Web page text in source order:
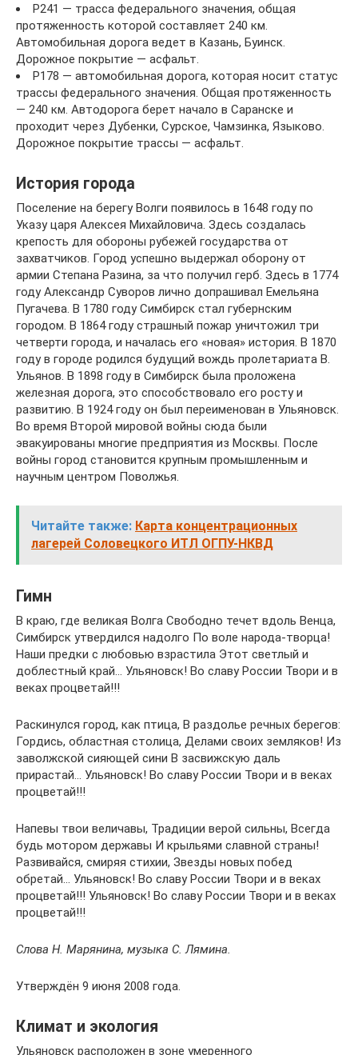
Р241 — трасса федерального значения, общая
протяженность которой составляет 240 км.
Автомобильная дорога ведет в Казань, Буинск.
Дорожное покрытие — асфальт.
Р178 — автомобильная дорога, которая носит статус
трассы федерального значения. Общая протяженность
— 240 км. Автодорога берет начало в Саранске и
проходит через Дубенки, Сурское, Чамзинка, Языково.
Дорожное покрытие трассы — асфальт.
История города
Поселение на берегу Волги появилось в 1648 году по
Указу царя Алексея Михайловича. Здесь создалась
крепость для обороны рубежей государства от
захватчиков. Город успешно выдержал оборону от
армии Степана Разина, за что получил герб. Здесь в 1774
году Александр Суворов лично допрашивал Емельяна
Пугачева. В 1780 году Симбирск стал губернским
городом. В 1864 году страшный пожар уничтожил три
четверти города, и началась его «новая» история. В 1870
году в городе родился будущий вождь пролетариата В.
Ульянов. В 1898 году в Симбирск была проложена
железная дорога, это способствовало его росту и
развитию. В 1924 году он был переименован в Ульяновск.
Во время Второй мировой войны сюда были
эвакуированы многие предприятия из Москвы. После
войны город становится крупным промышленным и
научным центром Поволжья.
Читайте также: Карта концентрационных
лагерей Соловецкого ИТЛ ОГПУ-НКВД
Гимн
В краю, где великая Волга Свободно течет вдоль Венца,
Симбирск утвердился надолго По воле народа-творца!
Наши предки с любовью взрастила Этот светлый и
доблестный край… Ульяновск! Во славу России Твори и в
веках процветай!!!
Раскинулся город, как птица, В раздолье речных берегов:
Гордись, областная столица, Делами своих земляков! Из
заволжской сияющей сини В засвижскую даль
прирастай… Ульяновск! Во славу России Твори и в веках
процветай!!!
Напевы твои величавы, Традиции верой сильны, Всегда
будь мотором державы И крыльями славной страны!
Развивайся, смиряя стихии, Звезды новых побед
обретай… Ульяновск! Во славу России Твори и в веках
процветай!!! Ульяновск! Во славу России Твори и в веках
процветай!!!
Слова Н. Марянина, музыка С. Лямина.
Утверждён 9 июня 2008 года.
Климат и экология
Ульяновск расположен в зоне умеренного